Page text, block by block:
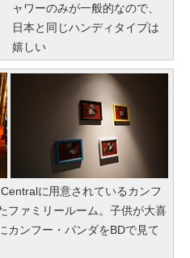
ャワーのみが一般的なので、
日本と同じハンディタイプは
嬉しい
に用意されているカンフ
ファミリールーム。子供が大喜
カンフー・パンダをBDで見て